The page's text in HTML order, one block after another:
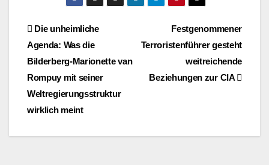
BeitragsnavigationFestgenommener
Terroristenführer gesteht
weitreichende
Beziehungen zur CIA
Die unheimliche
Agenda: Was die
Bilderberg-Marionette van
Rompuy mit seiner
Weltregierungsstruktur
wirklich meint